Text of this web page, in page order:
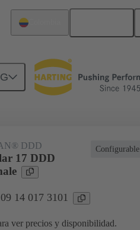
Configurable
DDD
17 DDD
14 017 3101
ver precios y disponibilidad.